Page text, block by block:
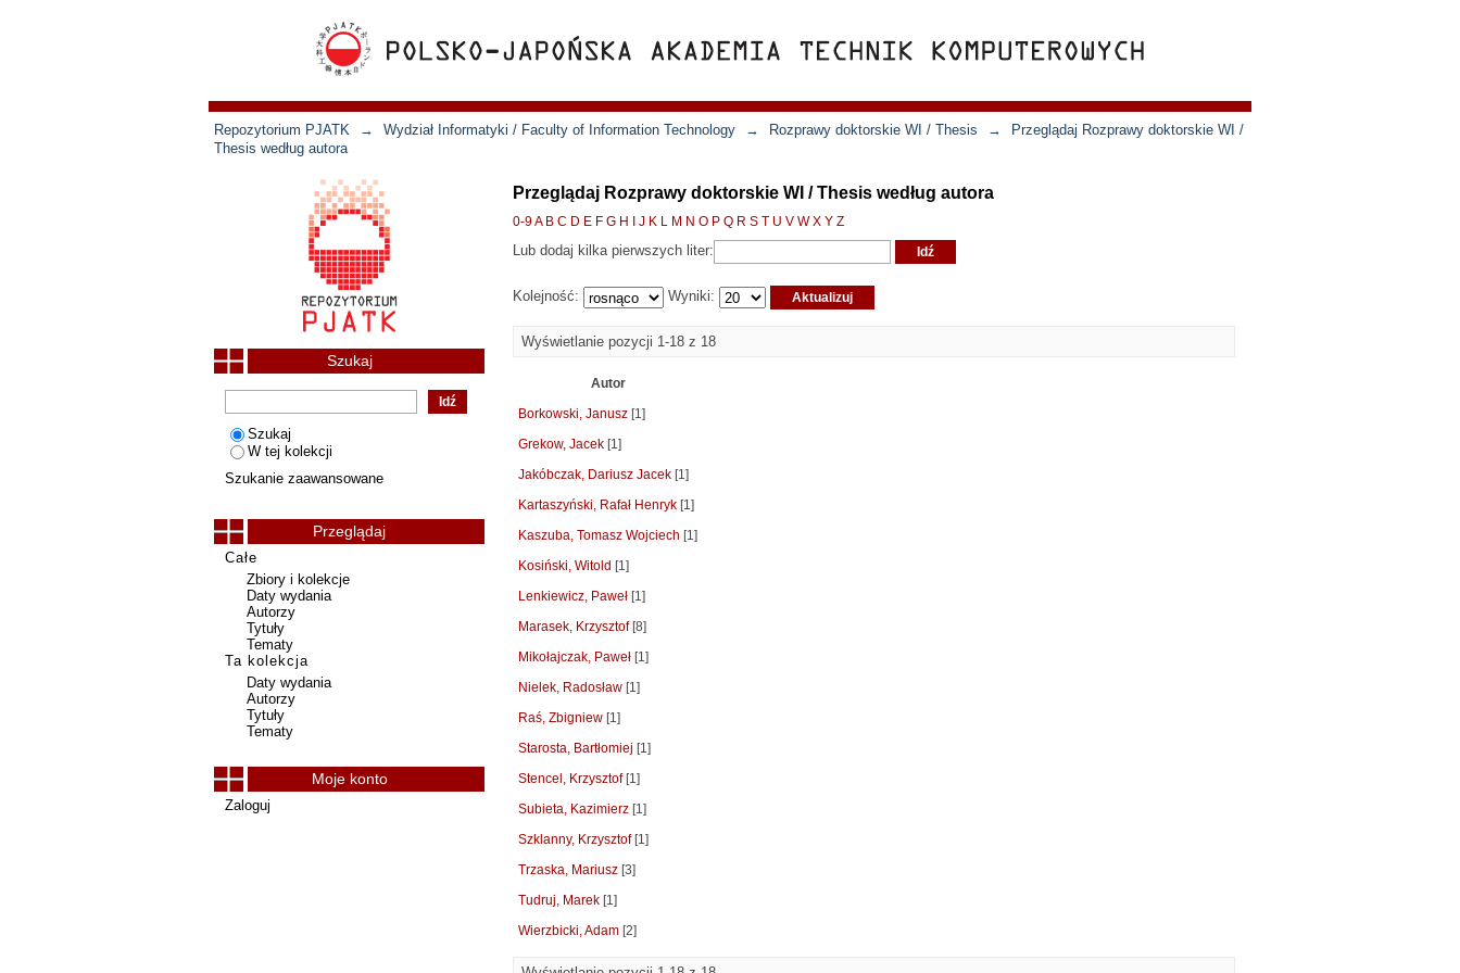
Repozytorium PJATK → Wydział Informatyki / Faculty of Information Technology → Rozprawy doktorskie WI / Thesis →
Przeglądaj Rozprawy doktorskie WI /
Thesis według autora
Przeglądaj Rozprawy doktorskie WI / Thesis według autora
0-9A B C D E F G H J K L M N O P Q R S T U V W X Y Z
Lub dodaj kilka pierwszych liter:
Kolejność: Wyniki:
Wyświetlanie pozycji 1-18 z 18
Autor
Borkowski, Janusz [1]
Grekow, Jacek [1]
Jakóbczak, Dariusz Jacek [1]
Kartaszyński, Rafał Henryk [1]
Kaszuba, Tomasz Wojciech [1]
Kosiński, Witold [1]
Lenkiewicz, Paweł [1]
Marasek, Krzysztof[8]
Mikołajczak, Paweł [1]
Nielek, Radosław [1]
Raś, Zbigniew [1]
Starosta, Bartłomiej [1]
Stencel, Krzysztof[1]
Subieta, Kazimierz [1]
Szklanny, Krzysztof[1]
Trzaska, Mariusz [3]
Tudruj, Marek [1]
Wierzbicki, Adam [2]
Szukaj
Szukaj
W tej kolekcji
Szukanie zaawansowane
Przeglądaj
Całe
Zbiory i kolekcje
Daty wydania
Autorzy
Tytuły
Tematy
Ta kolekcja
Daty wydania
Autorzy
Tytuły
Tematy
Moje konto
Zaloguj